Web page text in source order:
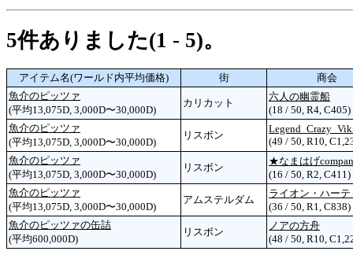
5件ありました(1 - 5)。
アイテム名(ワールド内平均価格) 街
商会
魚介のピッツァ
(平均13,075D, 3,000D〜30,000D)
カリカット
六人の幽霊船
(18 / 50, R4, C405)
魚介のピッツァ
(平均13,075D, 3,000D〜30,000D)
リスボン
(49 / 50, R10,
魚介のピッツァ
(平均13,075D, 3,000D〜30,000D)
リスボン
★なまはげ
(16 / 50, R2, C411)
魚介のピッツァ
(平均13,075D, 3,000D〜30,000D)
アムステルダム
ライオン・ハーテ
(36 / 50, R1, C838)
魚介のピッツァの缶詰
(平均600,000D)
リスボン
ノアの方舟
(48 / 50, R10,